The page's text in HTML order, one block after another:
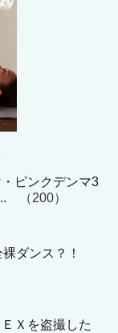
・ピンクデンマ3
（200）
ダンス？！
Ｘを盗撮した